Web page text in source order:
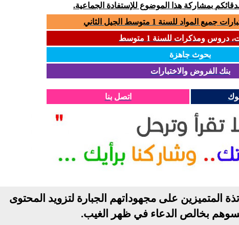
بمشاركة هذا الموضوع للإستفادة الجماعية.
المواد للسنة 1 متوسط الجيل الثاني
دروس ومذكرات للسنة 1 متوسط
بحوث جاهزة
بنك الفروض والاختبارات
اتصل بنا
المتميزين على مجهوداتهم الجبارة لتزويد المحتوى
تنسوهم بخالص الدعاء في ظهر الغيب.